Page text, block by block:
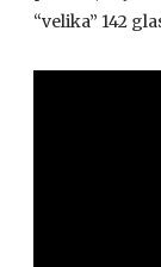
“velika” 142